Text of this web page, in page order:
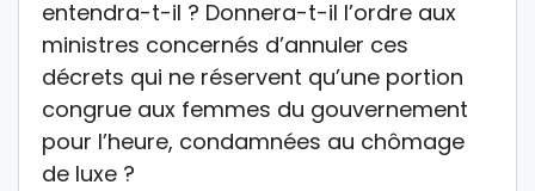
entendra-t-il ? Donnera-t-il l’ordre aux
ministres concernés d’annuler ces
décrets qui ne réservent qu’une portion
congrue aux femmes du gouvernement
pour l’heure, condamnées au chômage
de luxe ?